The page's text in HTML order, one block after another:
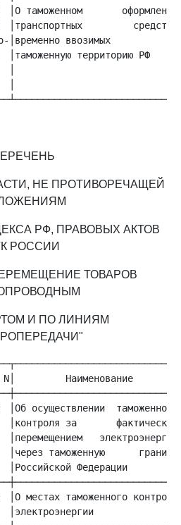
│О таможенном
│транспортных
│временно ввозимых
│таможенную территорию
│
│
НЕ ПРОТИВОРЕЧАЩЕЙ
РФ, ПРАВОВЫХ АКТОВ
РОССИИ
ТОВАРОВ
И ПО ЛИНИЯМ
N│         Наименование
│Об осуществлении
│контроля за
таможенную
Федерации
│О местах таможенного
│электроэнергии